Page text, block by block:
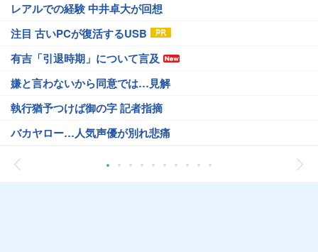
レアルでの経験 中井卓大が回想
注目 古いPCが復活するUSB
有吉「引退時期」について言及
嫌と言わないから同意では…見解
執行猶予つけば御の字 記者指摘
バカヤロー…人気声優が別れ悲痛